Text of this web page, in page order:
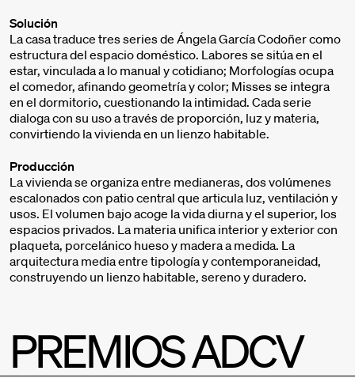
Solución
La casa traduce tres series de Ángela García Codoñer como
estructura del espacio doméstico. Labores se sitúa en el
estar, vinculada a lo manual y cotidiano; Morfologías ocupa
el comedor, afinando geometría y color; Misses se integra
en el dormitorio, cuestionando la intimidad. Cada serie
dialoga con su uso a través de proporción, luz y materia,
convirtiendo la vivienda en un lienzo habitable.
Producción
La vivienda se organiza entre medianeras, dos volúmenes
escalonados con patio central que articula luz, ventilación y
usos. El volumen bajo acoge la vida diurna y el superior, los
espacios privados. La materia unifica interior y exterior con
plaqueta, porcelánico hueso y madera a medida. La
arquitectura media entre tipología y contemporaneidad,
construyendo un lienzo habitable, sereno y duradero.
PREMIOS ADCV